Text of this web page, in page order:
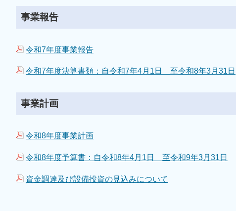
事業報告
令和7年度事業報告
令和7年度決算書類：自令和7年4月1日 至令和8年3月31日
事業計画
令和8年度事業計画
令和8年度予算書：自令和8年4月1日 至令和9年3月31日
資金調達及び設備投資の見込みについて